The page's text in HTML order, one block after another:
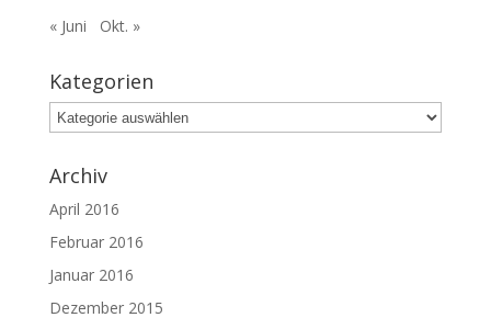
« Juni
Okt. »
Kategorien
Kategorien
Archiv
April 2016
Februar 2016
Januar 2016
Dezember 2015